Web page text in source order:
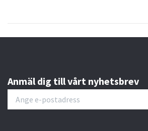
Anmäl dig till vårt nyhetsbrev